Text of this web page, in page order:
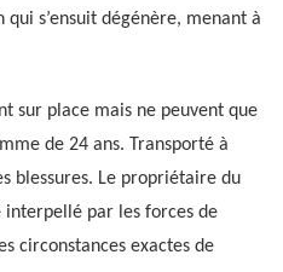
s’ensuit dégénère, menant à
sur place mais ne peuvent que
de 24 ans. Transporté à
blessures. Le propriétaire du
par les forces de
circonstances exactes de